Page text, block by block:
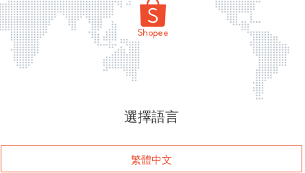
頁面無法顯示
登入
選擇語言
繁體中文